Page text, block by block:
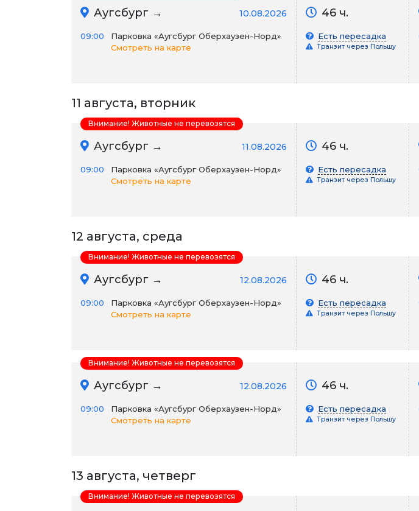
Аугсбург → 10.08.2026
09:00
Парковка «Аугсбург Оберхаузен-Норд»
Смотреть на карте
46 ч.
Есть пересадка
Транзит через Польшу
11 августа, вторник
Аугсбург → 11.08.2026
09:00
Парковка «Аугсбург Оберхаузен-Норд»
Смотреть на карте
46 ч.
Есть пересадка
Транзит через Польшу
Внимание! Животные не перевозятся
12 августа, среда
Аугсбург → 12.08.2026
09:00
Парковка «Аугсбург Оберхаузен-Норд»
Смотреть на карте
46 ч.
Есть пересадка
Транзит через Польшу
Внимание! Животные не перевозятся
Аугсбург → 12.08.2026
09:00
Парковка «Аугсбург Оберхаузен-Норд»
Смотреть на карте
46 ч.
Есть пересадка
Транзит через Польшу
Внимание! Животные не перевозятся
13 августа, четверг
Внимание! Животные не перевозятся